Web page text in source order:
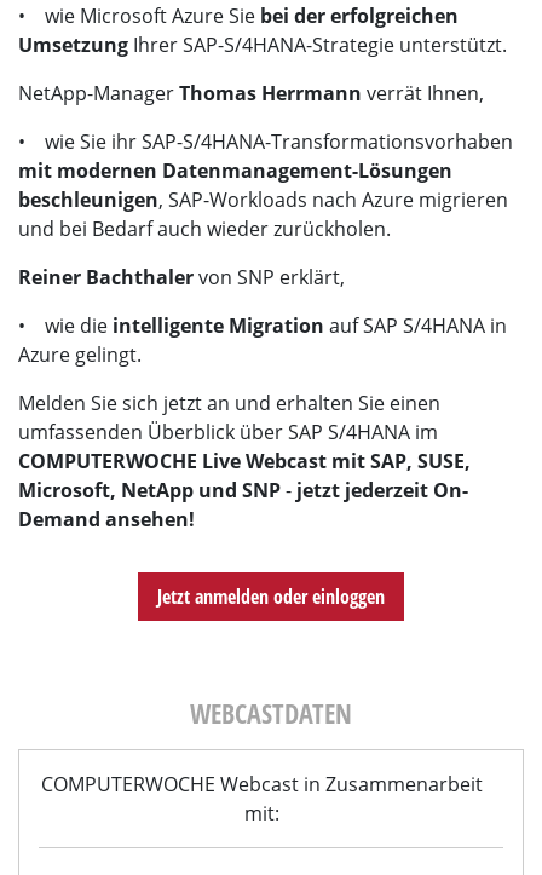
• wie Microsoft Azure Sie bei der erfolgreichen
Umsetzung Ihrer SAP-S/4HANA-Strategie unterstützt.
NetApp-ManagerThomas Herrmann verrät Ihnen,
• wie Sie ihr SAP-S/4HANA-Transformationsvorhaben
mit modernen Datenmanagement-Lösungen
beschleunigen, SAP-Workloads nach Azure migrieren
und bei Bedarf auch wieder zurückholen.
Reiner Bachthalervon SNP erklärt,
• wie die intelligente Migration auf SAP S/4HANA in
Azure gelingt.
Melden Sie sich jetzt an und erhalten Sie einen
umfassenden Überblick über SAP S/4HANA im
COMPUTERWOCHE Live Webcast mit SAP, SUSE,
Microsoft, NetApp und SNP- jetzt jederzeit On-
Demand ansehen!
Jetzt anmelden oder einloggen
WEBCASTDATEN
COMPUTERWOCHE Webcast in Zusammenarbeit
mit: